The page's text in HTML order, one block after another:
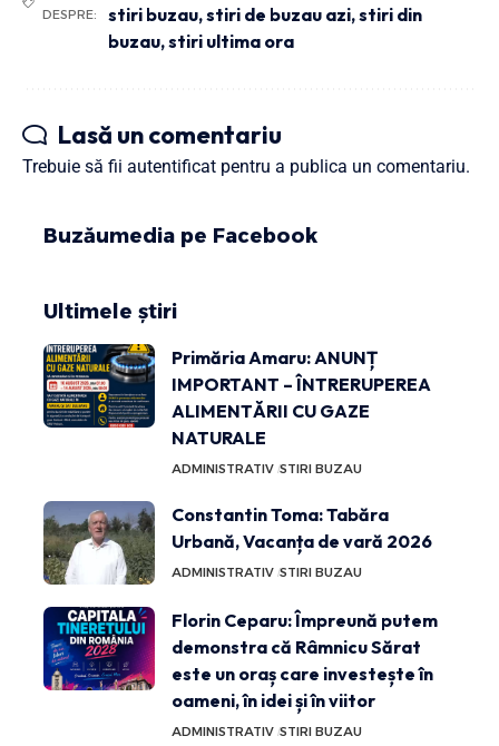
DESPRE:
stiri buzau,stiri de buzau azi,stiri din
buzau,stiri ultima ora
Lasă un comentariu
Trebuie să fii autentificat pentru a publica un comentariu.
Buzăumedia pe Facebook
Ultimele știri
Primăria Amaru: ANUNȚ
IMPORTANT – ÎNTRERUPEREA
ALIMENTĂRII CU GAZE
NATURALE
ADMINISTRATIV STIRI BUZAU
Constantin Toma: Tabăra
Urbană, Vacanța de vară 2026
ADMINISTRATIV STIRI BUZAU
Florin Ceparu: Împreună putem
demonstra că Râmnicu Sărat
este un oraș care investește în
oameni, în idei și în viitor
ADMINISTRATIV STIRI BUZAU